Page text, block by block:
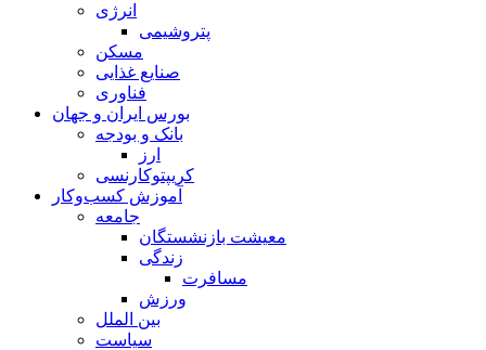
انرژی
پتروشیمی
مسکن
صنایع غذایی
فناوری
بورس ایران و جهان
بانک و بودجه
ارز
کریپتوکارنسی
آموزش کسب‌وکار
جامعه
معیشت بازنشستگان
زندگی
مسافرت
ورزش
بین الملل
سیاست